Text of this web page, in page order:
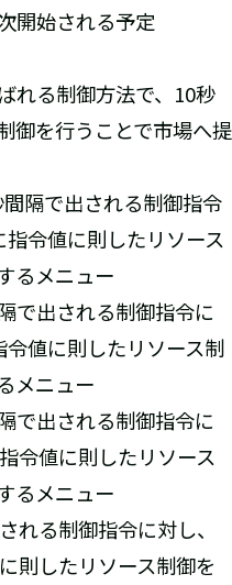
開始される予定
れる制御方法で、10秒
御を行うことで市場へ提
間隔で出される制御指令
令値に則したリソース
るメニュー
で出される制御指令に
値に則したリソース制
メニュー
で出される制御指令に
令値に則したリソース
るメニュー
れる制御指令に対し、
則したリソース制御を